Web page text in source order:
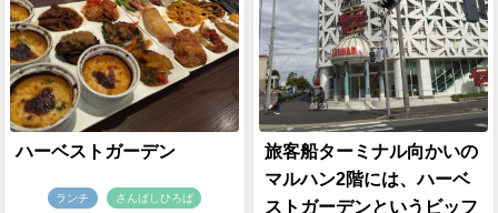
ハーベストガーデン
ランチ さんばしひろば
旅客船ターミナル向かいの
マルハン2階には、ハーベ
ストガーデンというビッフ